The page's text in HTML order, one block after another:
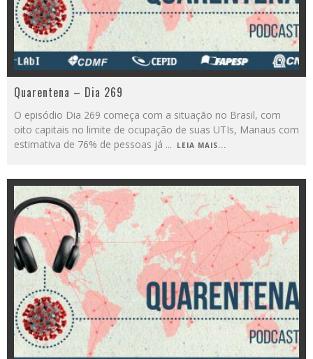
Quarentena – Dia 269
O episódio Dia 269 começa com a situação no Brasil, com
oito capitais no limite de ocupação de suas UTIs, Manaus com
estimativa de 76% de pessoas já ... LEIA MAIS...